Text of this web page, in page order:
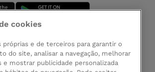
cookies
próprias e de terceiros para garantir o
do site, analisar a navegação, melhorar
e mostrar publicidade personalizada